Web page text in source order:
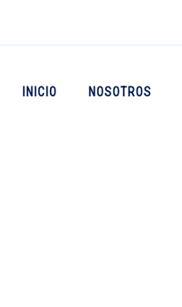
INICIO NOSOTROS